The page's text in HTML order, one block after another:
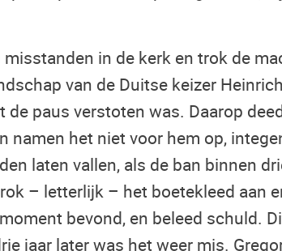
in de kerk en trok de
van de Duitse keizer
de paus verstoten was. Daarop
namen het niet voor hem op,
laten vallen, als de ban binnen
– letterlijk – het boetekleed aan
bevond, en beleed schuld.
jaar later was het weer mis.